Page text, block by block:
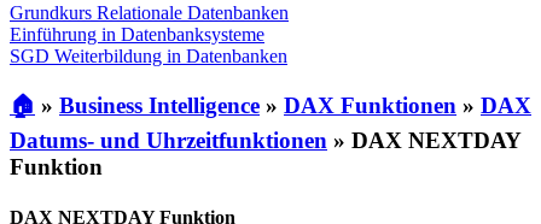
Grundkurs Relationale Datenbanken
Einführung in Datenbanksysteme
SGD Weiterbildung in Datenbanken
🏠 » Business Intelligence » DAX Funktionen » DAX
Datums- und Uhrzeitfunktionen » DAX NEXTDAY
Funktion
DAX NEXTDAY Funktion